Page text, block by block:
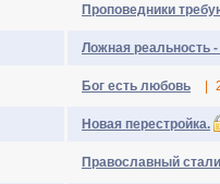
Проповедники
Ложная реальность
Бог есть любовь
Новая перестройка.
Православный